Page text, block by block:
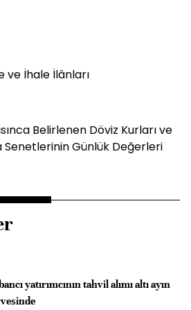
ve İhale İlânları
Belirlenen Döviz Kurları ve
Günlük Değerleri
yatırımcının tahvil alımı altı ayın